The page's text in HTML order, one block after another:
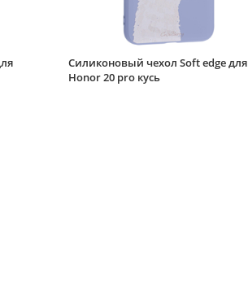
Силиконовый чехол
Soft edge для Honor
20 pro обсудим
Силиконовый чехол Soft edge для
Honor 20 pro кусь